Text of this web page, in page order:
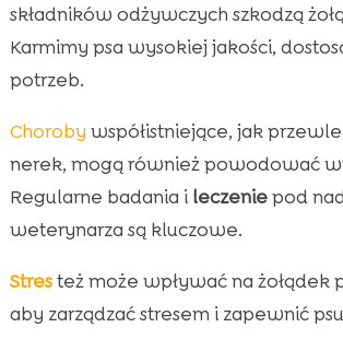
składników odżywczych szkodzą
Karmimy psa wysokiej jakości,
potrzeb.
Choroby współistniejące, jak
nerek, mogą również powodować
Regularne badania i leczeniepod
weterynarza są kluczowe.
Stresteż może wpływać na żołądek
aby zarządzać stresem i zapewnić